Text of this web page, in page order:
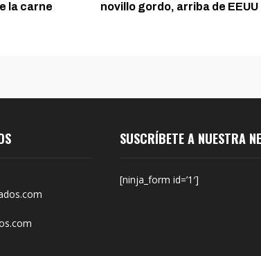
la carne
novillo gordo, arriba de EEUU
SUSCRÍBETE A NUESTRA
[ninja_form id=’1′]